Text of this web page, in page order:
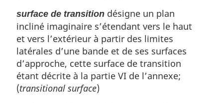
surface de transition désigne un plan
incliné imaginaire s’étendant vers le haut
et vers l’extérieur à partir des limites
latérales d’une bande et de ses surfaces
d’approche, cette surface de transition
étant décrite à la partie VI de l’annexe;
(transitional surface)